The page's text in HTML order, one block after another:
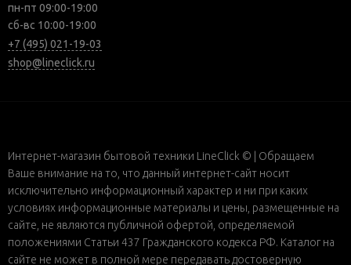
пн-пт 09:00-19:00
сб-вс 10:00-19:00
+7 (495) 021-19-03
shop@lineclick.ru
Интернет-магазин бытовой техники LineClick © | Обращаем
Ваше внимание на то, что данный интернет-сайт носит
исключительно информационный характер и ни при каких
условиях информационные материалы и цены, размещенные на
сайте, не являются публичной офертой, определяемой
положениями Статьи 437 Гражданского кодекса РФ. Каталог на
сайте не может в полной мере передавать достоверную